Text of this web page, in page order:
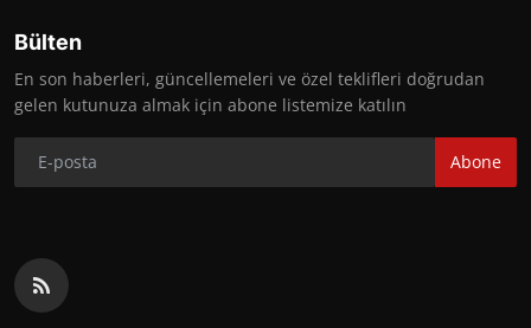
Bülten
En son haberleri, güncellemeleri ve özel teklifleri doğrudan
gelen kutunuza almak için abone listemize katılın
Abone